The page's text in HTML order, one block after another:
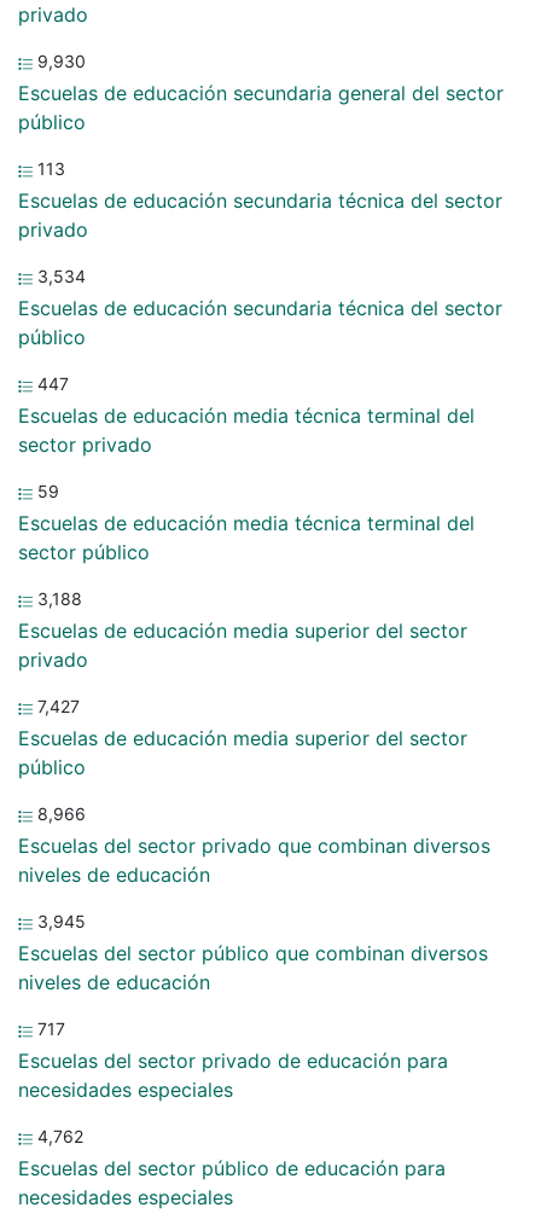
privado
9,930
Escuelas de educación secundaria general del sector
público
113
Escuelas de educación secundaria técnica del sector
privado
3,534
Escuelas de educación secundaria técnica del sector
público
447
Escuelas de educación media técnica terminal del
sector privado
59
Escuelas de educación media técnica terminal del
sector público
3,188
Escuelas de educación media superior del sector
privado
7,427
Escuelas de educación media superior del sector
público
8,966
Escuelas del sector privado que combinan diversos
niveles de educación
3,945
Escuelas del sector público que combinan diversos
niveles de educación
717
Escuelas del sector privado de educación para
necesidades especiales
4,762
Escuelas del sector público de educación para
necesidades especiales